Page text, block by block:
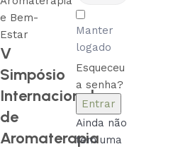
V
Simpósio
Internacional
de
Aromaterapia
Manter
logado
Esqueceu
a senha?
Entrar
Ainda não
tem uma